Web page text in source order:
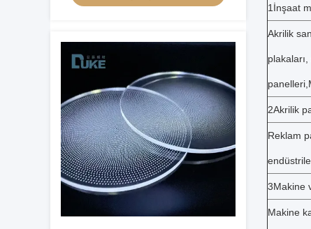
1İnşaat
Akrilik
2Akrilik
Reklam
3Makine
Makine